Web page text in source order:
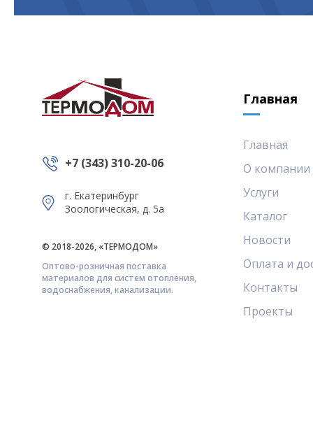
Главная
+7 (343) 310-20-06
г. Екатеринбург
Зоологическая, д. 5а
© 2018-2026, «ТЕРМОДОМ»
Оптово-розничная поставка
материалов для систем отопления,
водоснабжения, канализации.
Главная
О компании
Услуги
Каталог
Новости
Оплата и
Контакты
Проекты